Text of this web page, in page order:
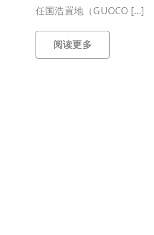
任国浩置地（GUOCO […]
阅读更多